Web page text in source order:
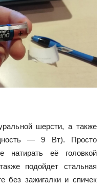
шерсти, а также
— 9 Вт). Просто
натирать её головкой
подойдет стальная
без зажигалки и спичек